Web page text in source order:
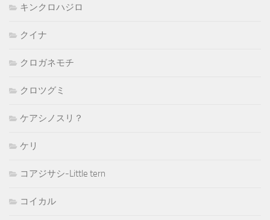
キンクロハジロ
クイナ
クロガネモチ
クロツグミ
ケアシノスリ？
ケリ
コアジサシ-Little tern
コイカル